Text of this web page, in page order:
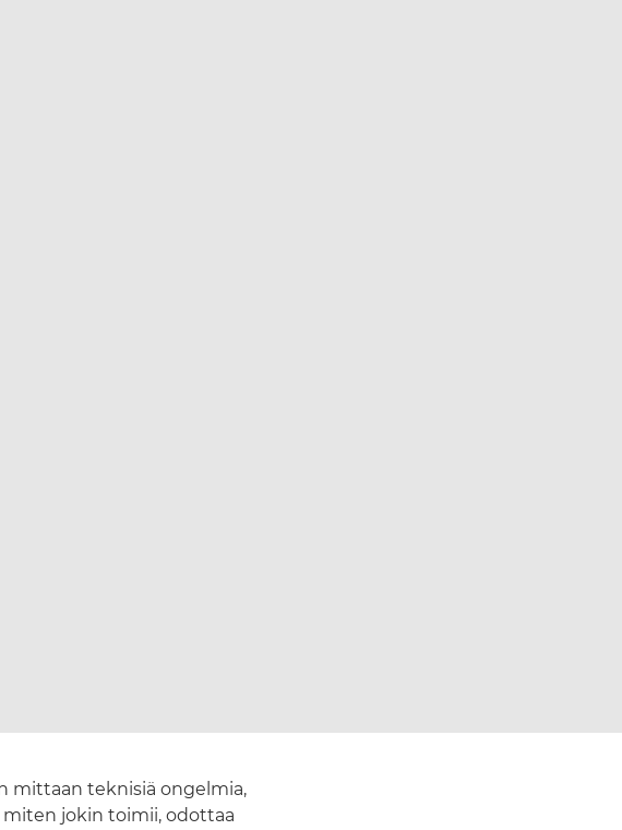
mittaan teknisiä ongelmia,
jokin toimii, odottaa